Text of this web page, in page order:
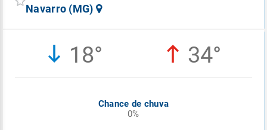
Navarro (MG)
18° 34°
Chance de chuva
0%